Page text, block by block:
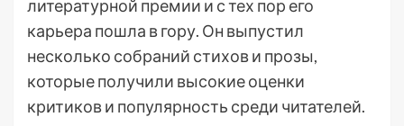
литературной премии и с тех пор его
карьера пошла в гору. Он выпустил
несколько собраний стихов и прозы,
которые получили высокие оценки
критиков и популярность среди читателей.